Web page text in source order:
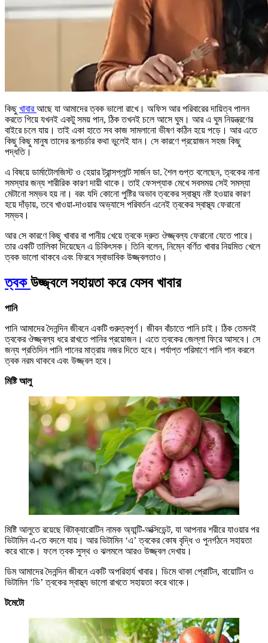
কিছুখাবারআছে যা আমাদের ত্বক ভালো রাখে। অফিস আর পরিবারের দায়িত্ব পালন
করতে গিয়ে যখনই একটু সময় পান, ঠিক তখনই চলে আসে ঘুম। আর এ ঘুম নিয়ন্ত্রণের
বাইরে চলে যায়। তাই একা হাতে সব কাজ সামলানো ভীষণ কঠিন হয়ে পড়ে। আর এতে
কিছু কিছু মানুষ তাদের রূপচর্চার কথা ভুলেই যান। সে কারণে প্রয়োজন সহজ কিছু
পদ্ধতি।
এ বিষয়ে ডার্মাটোলজিস্ট ও হেয়ার ট্রান্সপ্লান্ট সার্জন ডা. শৈল গুপ্ত বলেছেন, ত্বকের নানা
সমস্যার জন্য শারীরিক কারণ দায়ী থাকে। তাই ফেসপ্যাক মেখে সবসময় সেই সমস্যা
মেটানো সম্ভব হয় না। বরং যদি কোনো পুষ্টির অভাব ত্বকের স্বাস্থ্য নষ্ট হওয়ার কারণ
হয়ে দাঁড়ায়, তবে খাওয়া-দাওয়ার অভ্যাসে পরিবর্তন এনেই ত্বকের স্বাস্থ্য ফেরানো
সম্ভব।
আর সে কারণে কিছু খাবার বা পানীয় খেয়ে ত্বকে দ্রুত ঔজ্জ্বল্য ফেরানো যেতে পারে।
তার একটি তালিকা দিয়েছেন এ চিকিৎসক। তিনি বলেন, নিম্নে বর্ণিত খাবার নিয়মিত খেলে
ত্বক ভালো থাকবে এবং ফিরবে স্বাভাবিক উজ্জ্বলতাও।
ত্বকউজ্জ্বলে সহায়তা করে যেসব খাবার
পানি
পানি আমাদের দৈনন্দিন জীবনে একটি গুরুত্বপূর্ণ। জীবন বাঁচাতে পানি চাই। ঠিক তেমনই
ত্বকের ঔজ্জ্বল্য ধরে রাখতে পানির প্রয়োজন। এতে ত্বকের জেল্লা ফিরে আসবে। সে
জন্য প্রতিদিন পানি পানের মাত্রায় নজর দিতে হবে। পর্যাপ্ত পরিমাণে পানি পান করলে
ত্বক নরম থাকবে এবং উজ্জ্বল হবে।
মিষ্টি আলু
মিষ্টি আলুতে রয়েছে বিটাক্যারোটিন নামক অ্যান্টি-অক্সিডেন্ট, যা আপনার শরীরে যাওয়ার পর
ভিটামিন এ-তে বদলে যায়। আর ভিটামিন ‘এ’ ত্বকের কোষ বৃদ্ধি ও পুনর্গঠনে সহায়তা
করে থাকে। ফলে ত্বক সুস্থ ও ঝলমলে আরও উজ্জ্বল দেখায়।
ডিম আমাদের দৈনন্দিন জীবনে একটি অপরিহার্য খাবার। ডিমে থাকা প্রোটিন, বায়োটিন ও
ভিটামিন ‘ডি’ ত্বকের স্বাস্থ্য ভালো রাখতে সহায়তা করে থাকে।
টমেটো